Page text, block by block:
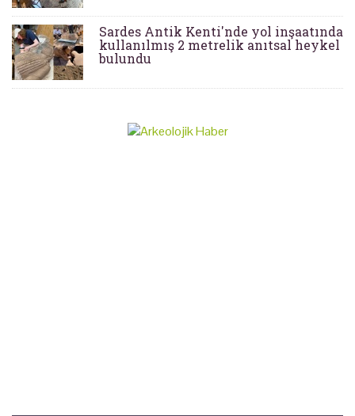
Sardes Antik Kenti'nde yol inşaatında
kullanılmış 2 metrelik anıtsal heykel
bulundu